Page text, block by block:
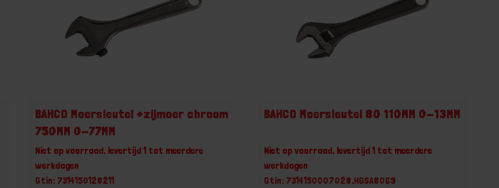
BAHCO Moersleutel +zijmoer chroom
750MM 0-77MM
Niet op voorraad, levertijd 1 tot meerdere
werkdagen
Gtin: 7314150128211
BAHCO Moersleutel 80 110MM 0-13MM
Niet op voorraad, levertijd 1 tot meerdere
werkdagen
Gtin: 7314150007028,HGSA8069